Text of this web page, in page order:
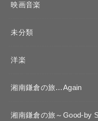
映画音楽
未分類
洋楽
湘南鎌倉の旅…Again
湘南鎌倉の旅～Good-by